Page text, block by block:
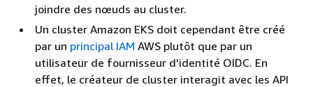
joindre des nœuds au cluster.
Un cluster Amazon EKS doit cependant être créé
par un principal IAM AWS plutôt que par un
utilisateur de fournisseur d'identité OIDC. En
effet, le créateur de cluster interagit avec les API